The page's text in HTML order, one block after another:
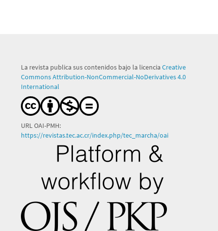
La revista publica sus contenidos bajo la licencia Creative
Commons Attribution-NonCommercial-NoDerivatives 4.0
International
URL OAI-PMH:
https://revistas.tec.ac.cr/index.php/tec_marcha/oai